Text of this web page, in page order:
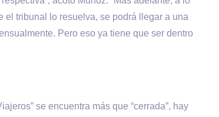
el tribunal lo resuelva, se podrá llegar a una
Pero eso ya tiene que ser dentro
se encuentra más que “cerrada”, hay